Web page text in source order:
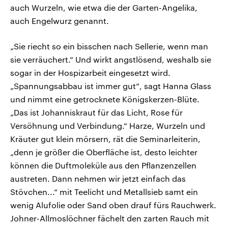
auch Wurzeln, wie etwa die der Garten-Angelika,
auch Engelwurz genannt.
„Sie riecht so ein bisschen nach Sellerie, wenn man
sie verräuchert.“ Und wirkt angstlösend, weshalb sie
sogar in der Hospizarbeit eingesetzt wird.
„Spannungsabbau ist immer gut“, sagt Hanna Glass
und nimmt eine getrocknete Königskerzen-Blüte.
„Das ist Johanniskraut für das Licht, Rose für
Versöhnung und Verbindung.“ Harze, Wurzeln und
Kräuter gut klein mörsern, rät die Seminarleiterin,
„denn je größer die Oberfläche ist, desto leichter
können die Duftmoleküle aus den Pflanzenzellen
austreten. Dann nehmen wir jetzt einfach das
Stövchen...“ mit Teelicht und Metallsieb samt ein
wenig Alufolie oder Sand oben drauf fürs Rauchwerk.
Johner-Allmoslöchner fächelt den zarten Rauch mit